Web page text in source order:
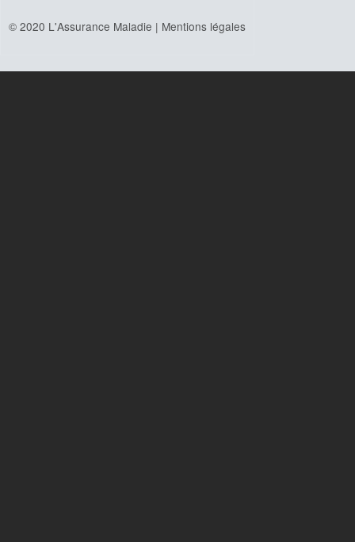
© 2020 L'Assurance Maladie | Mentions légales